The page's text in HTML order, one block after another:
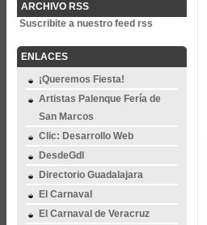
ARCHIVO RSS
Suscribite a nuestro feed rss
ENLACES
¡Queremos Fiesta!
Artistas Palenque Fería de
San Marcos
Clic: Desarrollo Web
DesdeGdl
Directorio Guadalajara
El Carnaval
El Carnaval de Veracruz